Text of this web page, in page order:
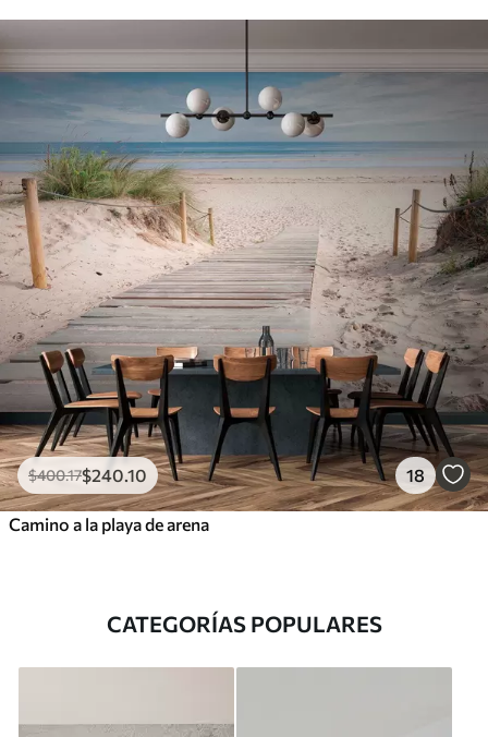
$400.17$240.10 18
Camino a la playa de arena
CATEGORÍAS POPULARES